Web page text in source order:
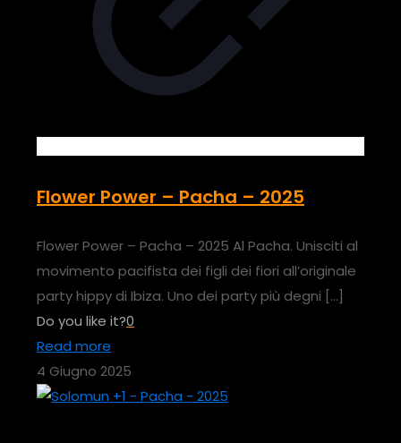
Flower Power – Pacha – 2025
Flower Power – Pacha – 2025 Al Pacha. Unisciti al
movimento pacifista dei figli dei fiori all’originale
party hippy di Ibiza. Uno dei party più degni […]
Do you like it?0
Read more
4 Giugno 2025